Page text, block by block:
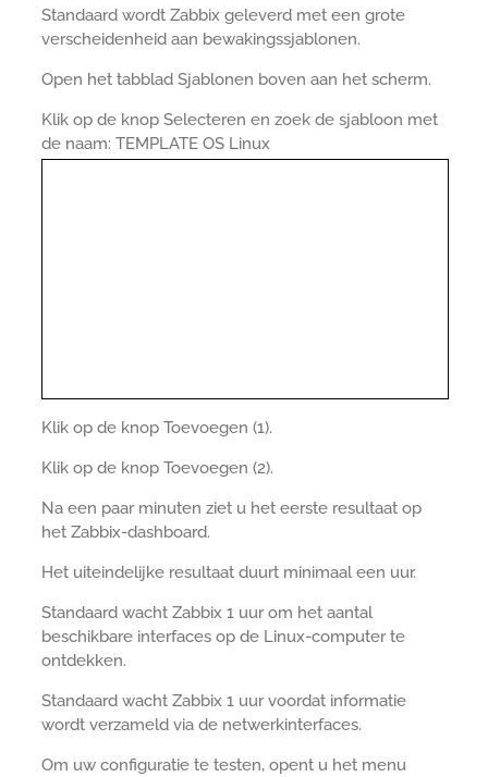
Standaard wordt Zabbix geleverd met een grote
verscheidenheid aan bewakingssjablonen.
Open het tabblad Sjablonen boven aan het scherm.
Klik op de knop Selecteren en zoek de sjabloon met
de naam: TEMPLATE OS Linux
Klik op de knop Toevoegen (1).
Klik op de knop Toevoegen (2).
Na een paar minuten ziet u het eerste resultaat op
het Zabbix-dashboard.
Het uiteindelijke resultaat duurt minimaal een uur.
Standaard wacht Zabbix 1 uur om het aantal
beschikbare interfaces op de Linux-computer te
ontdekken.
Standaard wacht Zabbix 1 uur voordat informatie
wordt verzameld via de netwerkinterfaces.
Om uw configuratie te testen, opent u het menu